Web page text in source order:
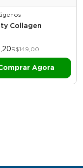
Collagen
R$149,00
Agora